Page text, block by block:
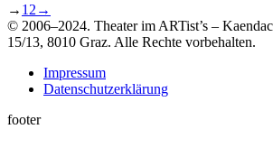
→ 1 2 →
© 2006–2024. Theater im ARTist’s –
15/13, 8010 Graz. Alle Rechte vorbehalten.
Impressum
Datenschutzerklärung
footer